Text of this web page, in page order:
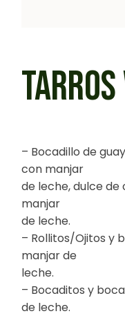
– Bocadillo de
con manjar
de leche, dulce
manjar
de leche.
– Rollitos/Ojitos y
manjar de
leche.
– Bocaditos y
de leche.